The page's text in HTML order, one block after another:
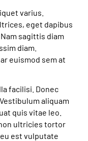
varius.
eget dapibus
sagittis diam
diam.
euismod sem at
facilisi. Donec
aliquam
quis vitae leo.
ultricies tortor
est vulputate